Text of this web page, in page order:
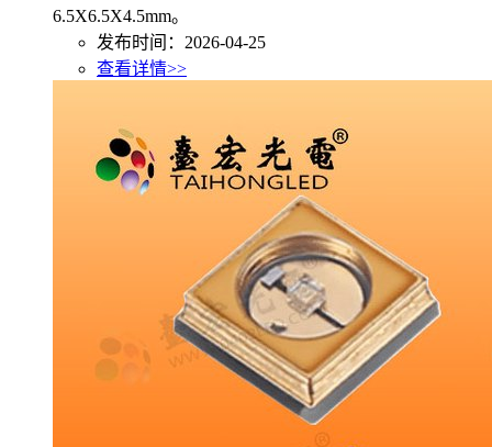
6.5X6.5X4.5mm。
发布时间：2026-04-25
查看详情>>